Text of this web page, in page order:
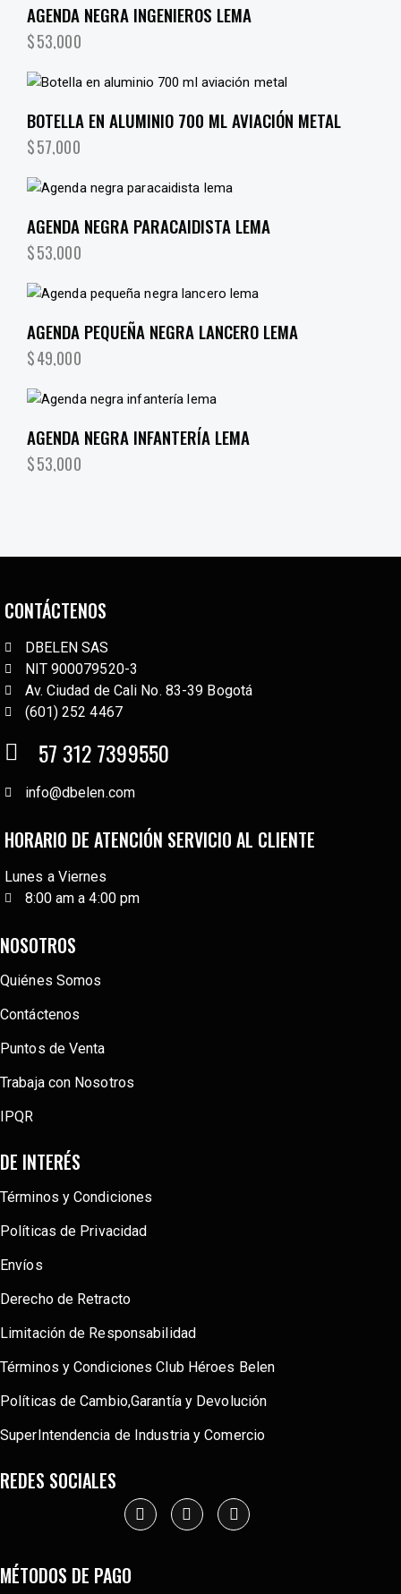
AGENDA NEGRA INGENIEROS LEMA
$53,000
BOTELLA EN ALUMINIO 700 ML AVIACIÓN METAL
$57,000
AGENDA NEGRA PARACAIDISTA LEMA
$53,000
AGENDA PEQUEÑA NEGRA LANCERO LEMA
$49,000
AGENDA NEGRA INFANTERÍA LEMA
$53,000
CONTÁCTENOS
DBELEN SAS
NIT 900079520-3
Av. Ciudad de Cali No. 83-39 Bogotá
(601) 252 4467
57 312 7399550
info@dbelen.com
HORARIO DE ATENCIÓN SERVICIO AL CLIENTE
Lunes a Viernes
8:00 am a 4:00 pm
NOSOTROS
Quiénes Somos
Contáctenos
Puntos de Venta
Trabaja con Nosotros
IPQR
DE INTERÉS
Términos y Condiciones
Políticas de Privacidad
Envíos
Derecho de Retracto
Limitación de Responsabilidad
Términos y Condiciones Club Héroes Belen
Políticas de Cambio,Garantía y Devolución
SuperIntendencia de Industria y Comercio
REDES SOCIALES
MÉTODOS DE PAGO